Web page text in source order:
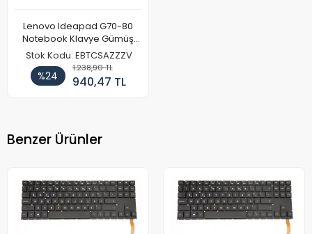
Lenovo Ideapad G70-80
Notebook Klavye Gümüş
Işıklı
Stok Kodu: EBTCSAZZZV
%24
1.238,90 TL
940,47 TL
Benzer Ürünler